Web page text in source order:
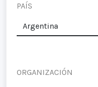
PAÍS
ORGANIZACIÓN